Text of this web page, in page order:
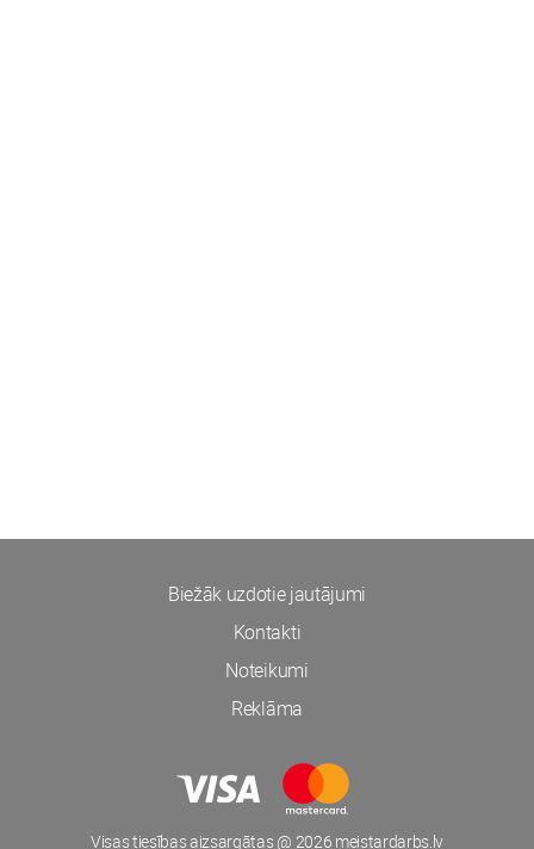
Biežāk uzdotie jautājumi
Kontakti
Noteikumi
Reklāma
Visas tiesības aizsargātas @ 2026 meistardarbs.lv